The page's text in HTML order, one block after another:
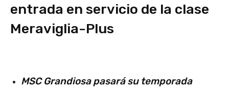
entrada en servicio de la clase
Meraviglia-Plus
MSC Grandiosa pasará su temporada